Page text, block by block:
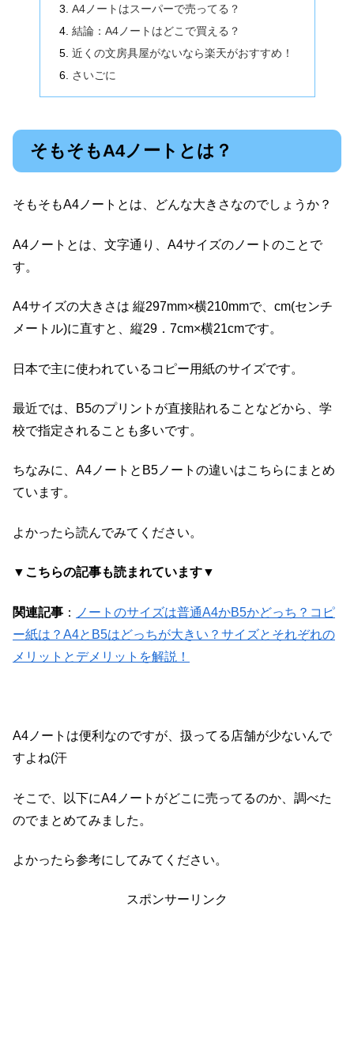
A4ノートはスーパーで売ってる？
結論：A4ノートはどこで買える？
近くの文房具屋がないなら楽天がおすすめ！
さいごに
そもそもA4ノートとは？
そもそもA4ノートとは、どんな大きさなのでしょうか？
A4ノートとは、文字通り、A4サイズのノートのことで
す。
A4サイズの大きさは 縦297mm×横210mmで、cm(センチ
メートル)に直すと、縦29．7cm×横21cmです。
日本で主に使われているコピー用紙のサイズです。
最近では、B5のプリントが直接貼れることなどから、学
校で指定されることも多いです。
ちなみに、A4ノートとB5ノートの違いはこちらにまとめ
ています。
よかったら読んでみてください。
▼こちらの記事も読まれています▼
関連記事 ：
ノートのサイズは普通A4かB5かどっち？コピ
ー紙は？A4とB5はどっちが大きい？サイズとそれぞれの
メリットとデメリットを解説！
A4ノートは便利なのですが、扱ってる店舗が少ないんで
すよね(汗
そこで、以下にA4ノートがどこに売ってるのか、調べた
のでまとめてみました。
よかったら参考にしてみてください。
スポンサーリンク